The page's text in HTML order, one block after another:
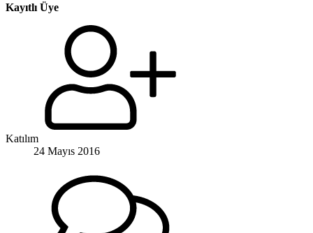
Kayıtlı Üye
Katılım
24 Mayıs 2016